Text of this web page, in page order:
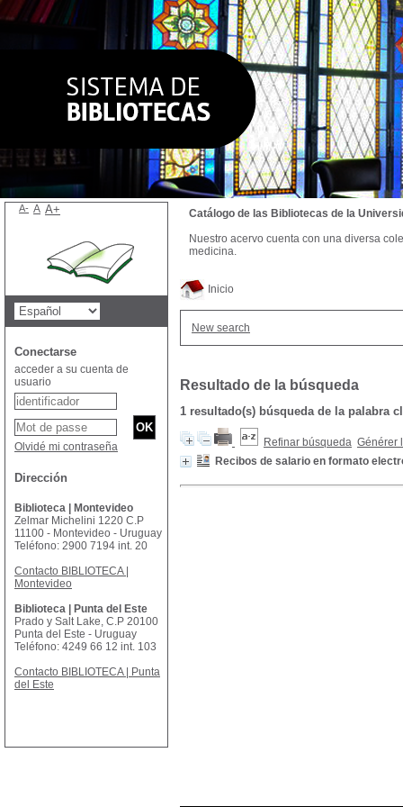
Inicio
New search
Resultado de la búsqueda
1 resultado(s) búsqueda de la palabra
Refinar búsqueda Générer
Recibos de salario en formato
Catálogo de las Bibliotecas de la
Nuestro acervo cuenta con una diversa
medicina.
A- A A+
Conectarse
acceder a su cuenta de
usuario
Olvidé mi contraseña
Dirección
Biblioteca | Montevideo
Zelmar Michelini 1220 C.P
11100 - Montevideo - Uruguay
Teléfono: 2900 7194 int. 20
Contacto BIBLIOTECA |
Montevideo
Biblioteca | Punta del Este
Prado y Salt Lake, C.P 20100
Punta del Este - Uruguay
Teléfono: 4249 66 12 int. 103
Contacto BIBLIOTECA | Punta
del Este